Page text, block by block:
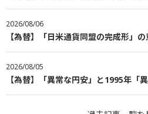
2026/08/06
【為替】「日米通貨同盟の完成形」
2026/08/05
【為替】「異常な円安」と1995年「異